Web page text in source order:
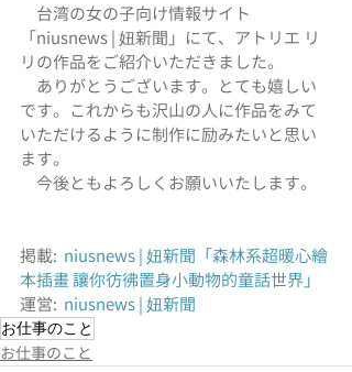
台湾の女の子向け情報サイト
「niusnews | 妞新聞」にて、アトリエ リ
リの作品をご紹介いただきました。
ありがとうございます。とても嬉しい
です。これからも沢山の人に作品をみて
いただけるように制作に励みたいと思い
ます。
今後ともよろしくお願いいたします。
掲載: niusnews | 妞新聞「森林系超暖心繪
本插畫 讓你彷彿置身小動物的童話世界」
運営: niusnews | 妞新聞
お仕事のこと
お仕事のこと